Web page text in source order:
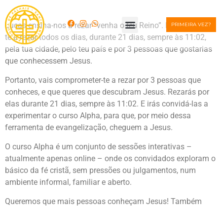
PRIMEIRA VEZ?
Lucas ensina-nos a rezar “venha o teu Reino”. Encorajamos-
te a rezar todos os dias, durante 21 dias, sempre às 11:02,
pela tua cidade, pelo teu país e por 3 pessoas que gostarias
que conhecessem Jesus.
Portanto, vais comprometer-te a rezar por 3 pessoas que
conheces, e que queres que descubram Jesus. Rezarás por
elas durante 21 dias, sempre às 11:02. E irás convidá-las a
experimentar o curso Alpha, para que, por meio dessa
ferramenta de evangelização, cheguem a Jesus.
O curso Alpha é um conjunto de sessões interativas –
atualmente apenas online – onde os convidados exploram o
básico da fé cristã, sem pressões ou julgamentos, num
ambiente informal, familiar e aberto.
Queremos que mais pessoas conheçam Jesus! Também